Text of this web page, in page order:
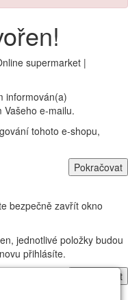
supermarket |
informován(a)
e-mailu.
tohoto e-shopu,
Pokračovat
bezpečně zavřít okno
jednotlivé položky budou
přihlásíte.
Pokračovat